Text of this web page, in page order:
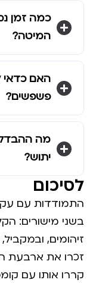
כמה זמן
המיטה?
האם כדאי
פשפשים?
מה
יתוש?
לסיכום
התמודדות עם
בשני מישורים:
זיהומים,
זכרו את ארבעת
קררו אותו עם